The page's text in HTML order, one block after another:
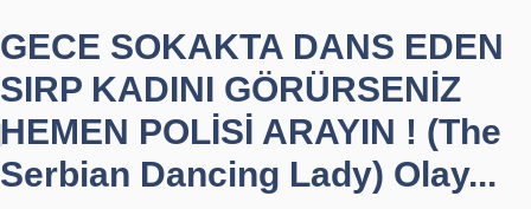
GECE SOKAKTA DANS EDEN
SIRP KADINI GÖRÜRSENİZ
HEMEN POLİSİ ARAYIN ! (The
Serbian Dancing Lady) Olay...